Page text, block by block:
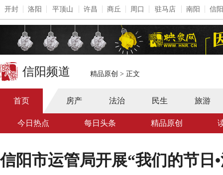
开封 洛阳 平顶山 许昌 商丘 周口 驻马店 南阳 信阳
信阳频道 精品原创 > 正文
首页 房产 法治 民生 旅游
今日热点 每日头条 精品原创
信阳市运管局开展“我们的节日